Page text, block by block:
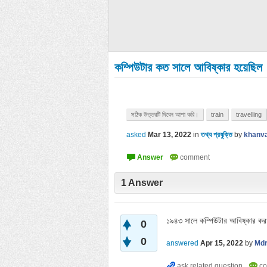
কম্পিউটার কত সালে আবিষ্কার হয়েছিল
সঠিক উত্তরটি দিবেন আশা করি। train travelling
asked Mar 13, 2022 inতথ্য প্রযুক্তি by
1 Answer
0
0
১৯৪৩ সালে কম্পিউটার আবিষ্কার
answered Apr 15, 2022 by